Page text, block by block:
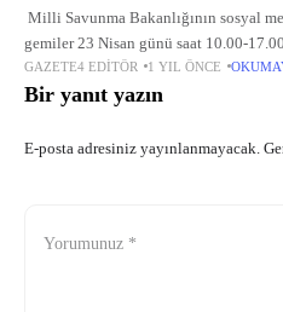
Milli Savunma Bakanlığının sosyal
gemiler 23 Nisan günü saat 10.00-
edilebilecek. Ziyarete açık olacak
şunlar: "Samsun,
GAZETE4 EDITÖR 1 YIL ÖNCE
Bir yanıt yazın
E-posta adresiniz yayınlanmayacak.